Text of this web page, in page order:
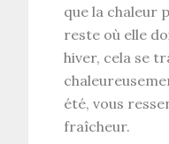
que la chaleur
reste où elle
hiver, cela se
été, vous
fraîcheur.